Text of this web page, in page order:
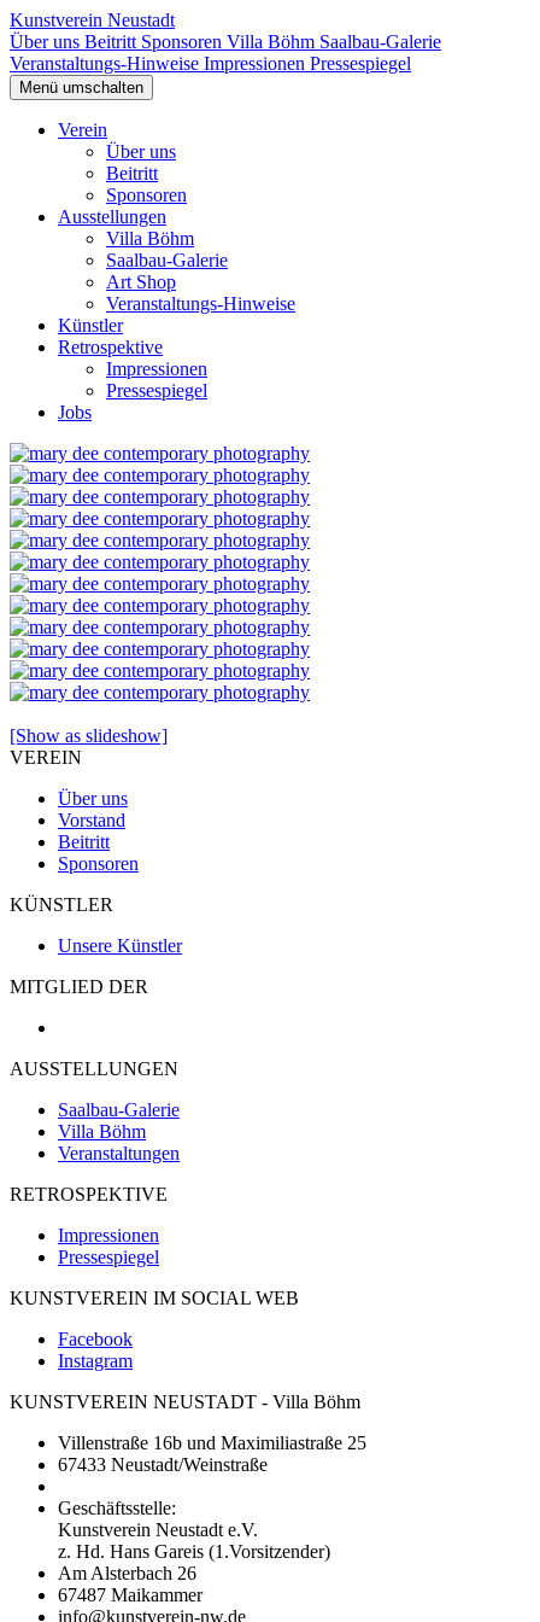
Kunstverein Neustadt
Über uns Beitritt Sponsoren Villa Böhm Saalbau-Galerie
Veranstaltungs-Hinweise Impressionen Pressespiegel
Menü umschalten
Verein
Über uns
Beitritt
Sponsoren
Ausstellungen
Villa Böhm
Saalbau-Galerie
Art Shop
Veranstaltungs-Hinweise
Künstler
Retrospektive
Impressionen
Pressespiegel
Jobs
[Show as slideshow]
VEREIN
Über uns
Vorstand
Beitritt
Sponsoren
KÜNSTLER
Unsere Künstler
MITGLIED DER
AUSSTELLUNGEN
Saalbau-Galerie
Villa Böhm
Veranstaltungen
RETROSPEKTIVE
Impressionen
Pressespiegel
KUNSTVEREIN IM SOCIAL WEB
Facebook
Instagram
KUNSTVEREIN NEUSTADT - Villa Böhm
Villenstraße 16b und Maximiliastraße 25
67433 Neustadt/Weinstraße
Geschäftsstelle:
Kunstverein Neustadt e.V.
z. Hd. Hans Gareis (1.Vorsitzender)
Am Alsterbach 26
67487 Maikammer
info@kunstverein-nw.de